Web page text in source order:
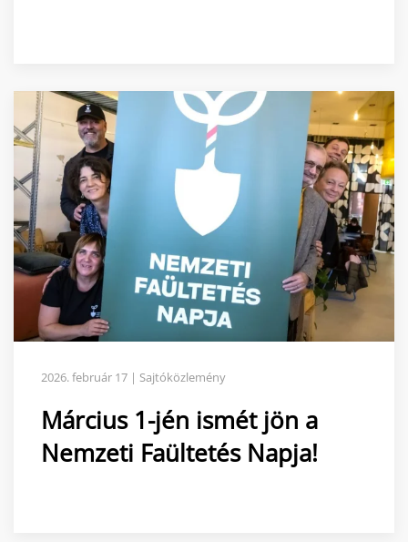
2026. február 17 | Sajtóközlemény
Március 1-jén ismét jön a
Nemzeti Faültetés Napja!